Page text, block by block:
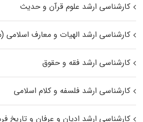
کارشناسی ارشد علوم قرآن و حدیث
کارشناسی ارشد الهیات و معارف
کارشناسی ارشد فقه و حقوق
کارشناسی ارشد فلسفه و کلام اسلامی
کارشناسی ارشد ادیان و عرفان و تاریخ